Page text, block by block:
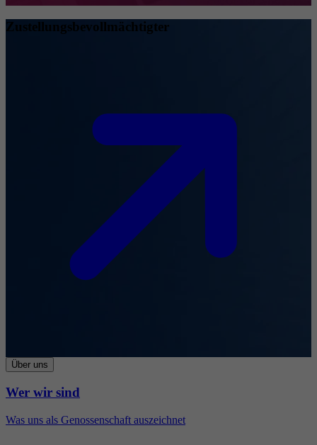
Zustellungsbevollmächtigter
Über uns
Wer wir sind
Was uns als Genossenschaft auszeichnet